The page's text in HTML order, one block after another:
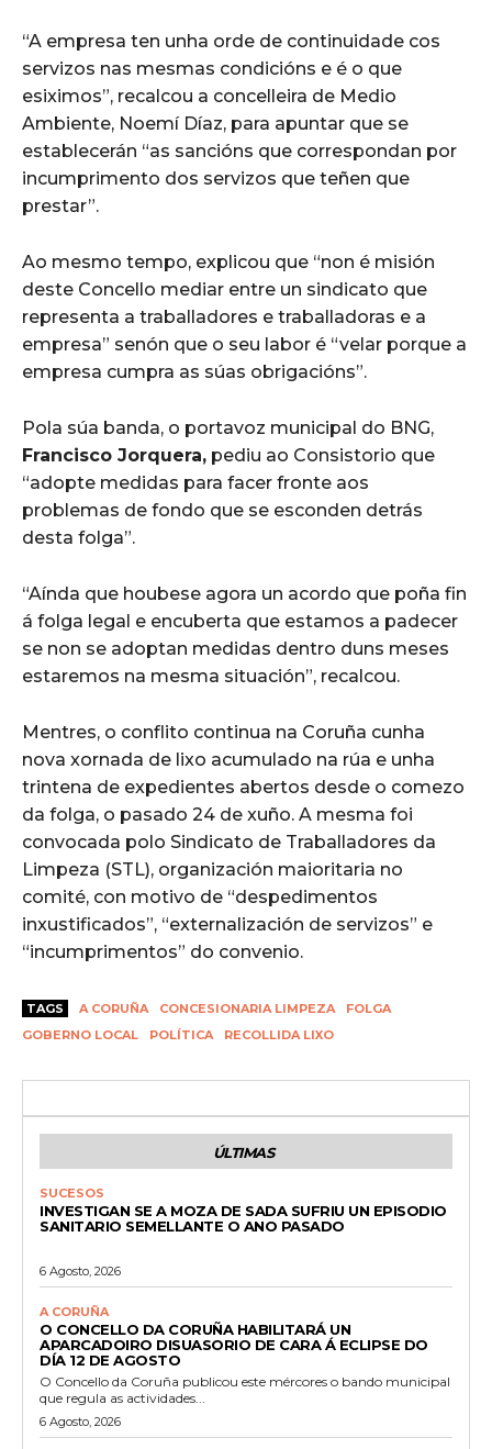
“A empresa ten unha orde de continuidade cos
servizos nas mesmas condicións e é o que
esiximos”, recalcou a concelleira de Medio
Ambiente, Noemí Díaz, para apuntar que se
establecerán “as sancións que correspondan por
incumprimento dos servizos que teñen que
prestar”.
Ao mesmo tempo, explicou que “non é misión
deste Concello mediar entre un sindicato que
representa a traballadores e traballadoras e a
empresa” senón que o seu labor é “velar porque a
empresa cumpra as súas obrigacións”.
Pola súa banda, o portavoz municipal do BNG,
Francisco Jorquera, pediu ao Consistorio que
“adopte medidas para facer fronte aos
problemas de fondo que se esconden detrás
desta folga”.
“Aínda que houbese agora un acordo que poña fin
á folga legal e encuberta que estamos a padecer
se non se adoptan medidas dentro duns meses
estaremos na mesma situación”, recalcou.
Mentres, o conflito continua na Coruña cunha
nova xornada de lixo acumulado na rúa e unha
trintena de expedientes abertos desde o comezo
da folga, o pasado 24 de xuño. A mesma foi
convocada polo Sindicato de Traballadores da
Limpeza (STL), organización maioritaria no
comité, con motivo de “despedimentos
inxustificados”, “externalización de servizos” e
“incumprimentos” do convenio.
TAGS A CORUÑA CONCESIONARIA LIMPEZA
FOLGA
GOBERNO LOCAL
POLÍTICA RECOLLIDA LIXO
ÚLTIMAS
SUCESOS
INVESTIGAN SE A MOZA DE SADA SUFRIU UN EPISODIO
SANITARIO SEMELLANTE O ANO PASADO
6 Agosto, 2026
A CORUÑA
O CONCELLO DA CORUÑA HABILITARÁ UN
APARCADOIRO DISUASORIO DE CARA Á ECLIPSE DO
DÍA 12 DE AGOSTO
O Concello da Coruña publicou este mércores o bando municipal
que regula as actividades...
6 Agosto, 2026